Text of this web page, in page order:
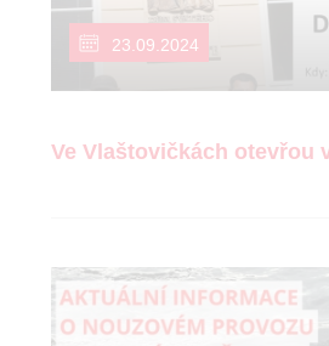
23.09.2024
Ve Vlaštovičkách otevřou